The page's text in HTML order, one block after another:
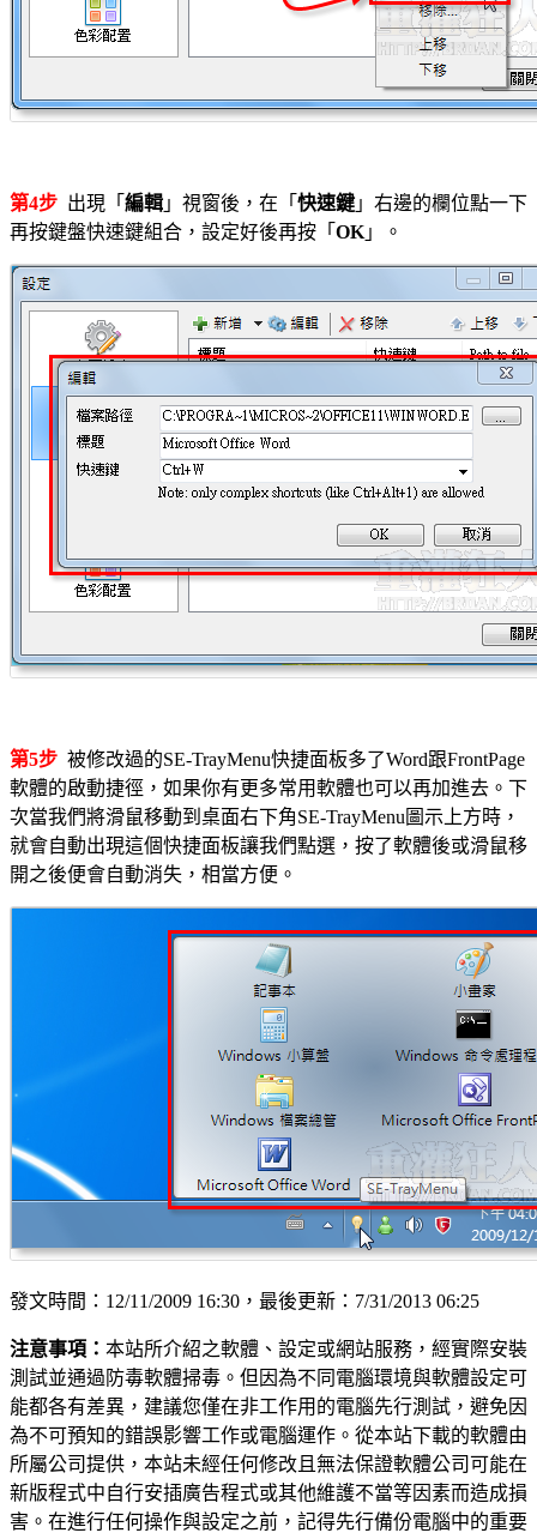
第4步 出現「 編輯 」視窗後，在「 快速鍵 」右邊的欄位點一下
再按鍵盤快速鍵組合，設定好後再按「 OK 」。
第5步 被修改過的SE-TrayMenu快捷面板多了Word跟FrontPage
軟體的啟動捷徑，如果你有更多常用軟體也可以再加進去。下
次當我們將滑鼠移動到桌面右下角SE-TrayMenu圖示上方時，
就會自動出現這個快捷面板讓我們點選，按了軟體後或滑鼠移
開之後便會自動消失，相當方便。
發文時間：12/11/2009 16:30，最後更新：7/31/2013 06:25
注意事項： 本站所介紹之軟體、設定或網站服務，經實際安裝
測試並通過防毒軟體掃毒。但因為不同電腦環境與軟體設定可
能都各有差異，建議您僅在非工作用的電腦先行測試，避免因
為不可預知的錯誤影響工作或電腦運作。從本站下載的軟體由
所屬公司提供，本站未經任何修改且無法保證軟體公司可能在
新版程式中自行安插廣告程式或其他維護不當等因素而造成損
害。在進行任何操作與設定之前，記得先行備份電腦中的重要